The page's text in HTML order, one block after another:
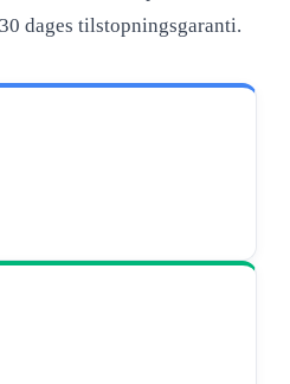
dages tilstopningsgaranti.